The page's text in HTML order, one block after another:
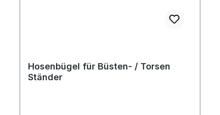
Hosenbügel für Büsten- / Torsen
Ständer